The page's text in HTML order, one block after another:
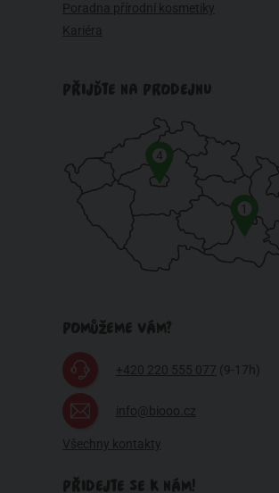
Poradna přírodní kosmetiky
Kariéra
PŘIJĎTE NA PRODEJNU
1
4
POMŮŽEME VÁM?
+420 220 555 077 (9-17h)
info@biooo.cz
Všechny kontakty
PŘIDEJTE SE K NÁM!